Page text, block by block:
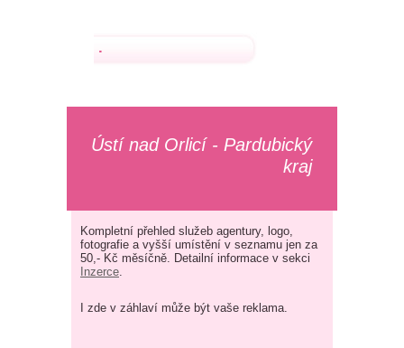
.
Ústí nad Orlicí - Pardubický
kraj
Kompletní přehled služeb agentury, logo,
fotografie a vyšší umístění v seznamu jen za
50,- Kč měsíčně. Detailní informace v sekci
Inzerce.
I zde v záhlaví může být vaše reklama.